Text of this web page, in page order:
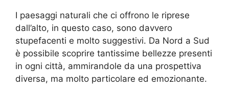
I paesaggi naturali che ci offrono le riprese
dall’alto, in questo caso, sono davvero
stupefacenti e molto suggestivi. Da Nord a Sud
è possibile scoprire tantissime bellezze presenti
in ogni città, ammirandole da una prospettiva
diversa, ma molto particolare ed emozionante.